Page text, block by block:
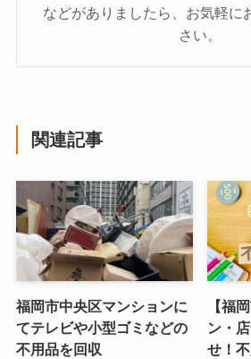
などがありましたら、お気軽に
さい。
関連記事
福岡市中央区マンションに
てテレビや小型ゴミなどの
不用品を回収
【福
ン・
せ！